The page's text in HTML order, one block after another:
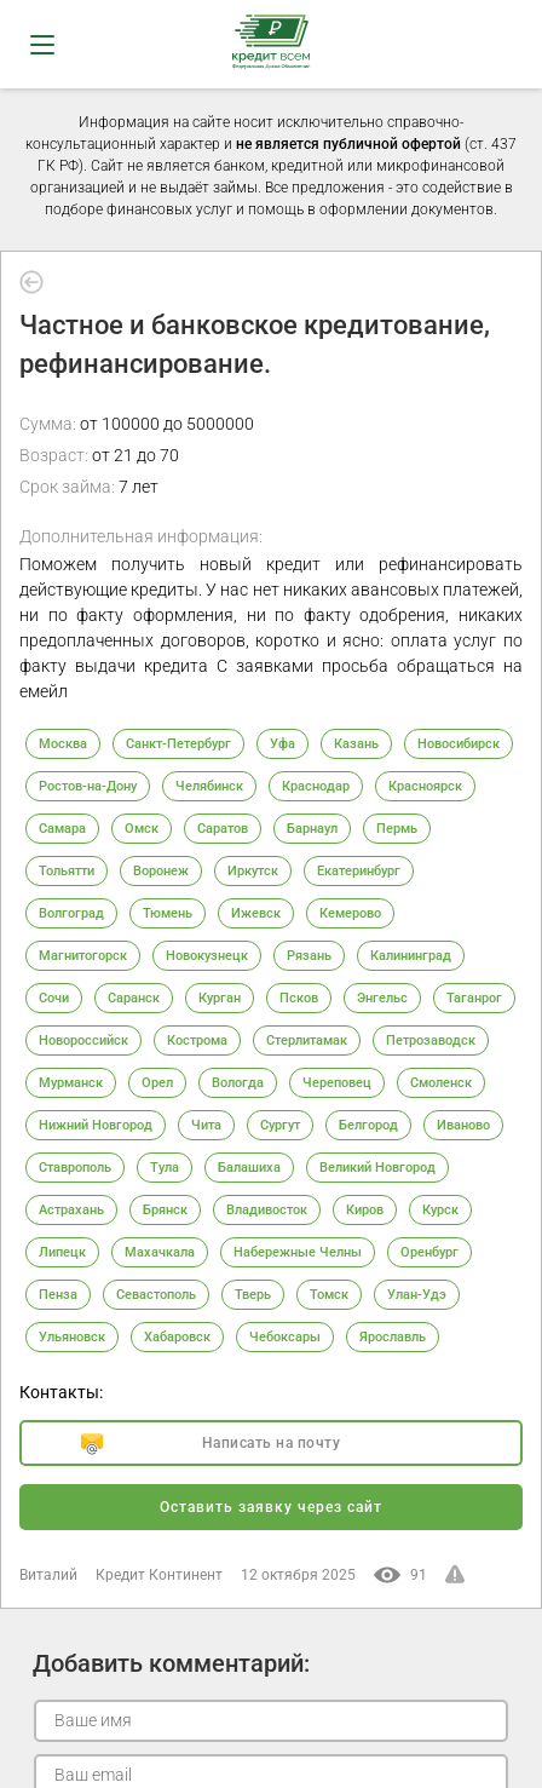
Информация на сайте носит исключительно справочно-
консультационный характер и не является публичной офертой (ст. 437
ГК РФ). Сайт не является банком, кредитной или микрофинансовой
организацией и не выдаёт займы. Все предложения - это содействие в
подборе финансовых услуг и помощь в оформлении документов.
Частное и банковское кредитование,
рефинансирование.
Сумма: от 100000 до 5000000
Возраст: от 21 до 70
Срок займа: 7 лет
Дополнительная информация:
Поможем получить новый кредит или рефинансировать
действующие кредиты. У нас нет никаких авансовых платежей,
ни по факту оформления, ни по факту одобрения, никаких
предоплаченных договоров, коротко и ясно: оплата услуг по
факту выдачи кредита С заявками просьба обращаться на
емейл
Москва Санкт-Петербург Уфа Казань Новосибирск
Ростов-на-Дону Челябинск Краснодар Красноярск
Самара Омск Саратов Барнаул Пермь
Тольятти Воронеж Иркутск Екатеринбург
Волгоград Тюмень Ижевск Кемерово
Магнитогорск Новокузнецк Рязань Калининград
Сочи Саранск Курган Псков Энгельс Таганрог
Новороссийск Кострома Стерлитамак Петрозаводск
Мурманск Орел Вологда Череповец Смоленск
Нижний Новгород Чита Сургут Белгород Иваново
Ставрополь Тула Балашиха Великий Новгород
Астрахань Брянск Владивосток Киров Курск
Липецк Махачкала Набережные Челны Оренбург
Пенза Севастополь Тверь Томск Улан-Удэ
Ульяновск Хабаровск Чебоксары Ярославль
Контакты:
Написать на почту
Оставить заявку через сайт
Виталий Кредит Континент 12 октября 2025 91
Добавить комментарий: